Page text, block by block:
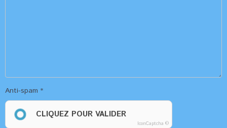
Anti-spam
CLIQUEZ POUR VALIDER
IconCaptcha ©